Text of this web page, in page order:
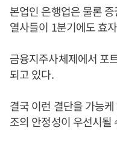
본업인 은행업은 물론
열사들이 1분기에도 효
금융지주사체제에서 포
되고 있다.
결국 이런 결단을 가능
조의 안정성이 우선시될